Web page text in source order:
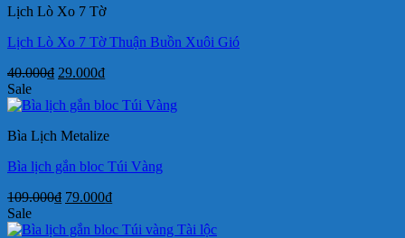
Lịch Lò Xo 7 Tờ
Lịch Lò Xo 7 Tờ Thuận Buồn Xuôi Gió
40.000₫ Giá
là:
29.000₫Giá
tại
29.000₫.
Sale
Bìa Lịch Metalize
Bìa lịch gắn bloc Túi Vàng
109.000₫ Giá
là:
79.000₫Giá
tại
Sale